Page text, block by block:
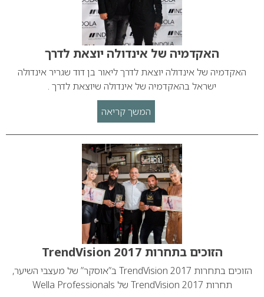
האקדמיה של אינדולה יוצאת לדרך
האקדמיה של אינדולה יוצאת לדרך ליאור בן דוד שגריר אינדולה
ישראל בהאקדמיה של אינדולה שיוצאת לדרך .
המשך קריאה
הזוכים בתחרות TrendVision 2017
הזוכים בתחרות TrendVision 2017 ב”אוסקר” של מעצבי השיער,
תחרות TrendVision 2017 של Wella Professionals